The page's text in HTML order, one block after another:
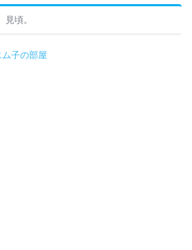
見頃。
ム子の部屋